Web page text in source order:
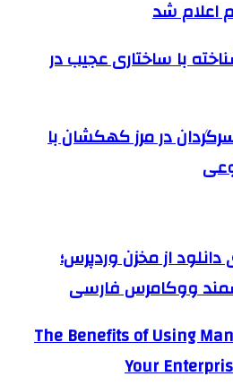
اعلام شد
با ساختاری عجیب در
در مرز کهکشان با
از مخزن وردپرس؛
ووکامرس فارسی
The Benefits of Using
Your